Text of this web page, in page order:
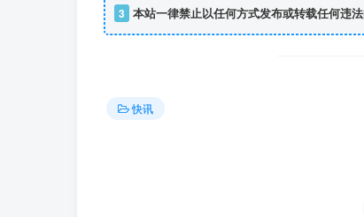
3 本站一律禁止以任何方式发布或转载任何违
快讯